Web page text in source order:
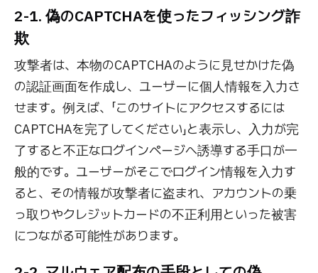
2-1. 偽のCAPTCHAを使ったフィッシング詐
欺
攻撃者は、本物のCAPTCHAのように見せかけた偽
の認証画面を作成し、ユーザーに個人情報を入力さ
せます。例えば、「このサイトにアクセスするには
CAPTCHAを完了してください」と表示し、入力が完
了すると不正なログインページへ誘導する手口が一
般的です。ユーザーがそこでログイン情報を入力す
ると、その情報が攻撃者に盗まれ、アカウントの乗
っ取りやクレジットカードの不正利用といった被害
につながる可能性があります。